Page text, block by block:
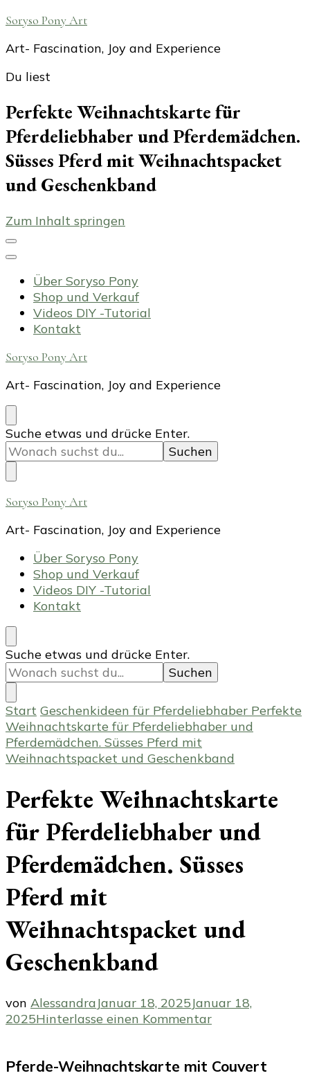
Soryso Pony Art
Art- Fascination, Joy and Experience
Du liest
Perfekte Weihnachtskarte für
Pferdeliebhaber und Pferdemädchen.
Süsses Pferd mit Weihnachtspacket
und Geschenkband
Zum Inhalt springen
Über Soryso Pony
Shop und Verkauf
Videos DIY -Tutorial
Kontakt
Soryso Pony Art
Art- Fascination, Joy and Experience
Suchst
du
nach
etwas?
Suche etwas und drücke Enter.
Soryso Pony Art
Art- Fascination, Joy and Experience
Über Soryso Pony
Shop und Verkauf
Videos DIY -Tutorial
Kontakt
Suchst
du
nach
etwas?
Suche etwas und drücke Enter.
Start Geschenkideen für Pferdeliebhaber Perfekte
Weihnachtskarte für Pferdeliebhaber und
Pferdemädchen. Süsses Pferd mit
Weihnachtspacket und Geschenkband
Perfekte Weihnachtskarte
für Pferdeliebhaber und
Pferdemädchen. Süsses
Pferd mit
Weihnachtspacket und
Geschenkband
von AlessandraJanuar 18, 2025Januar 18,
2025Hinterlasse einen Kommentarzu
für
Pferde-Weihnachtskarte mit Couvert